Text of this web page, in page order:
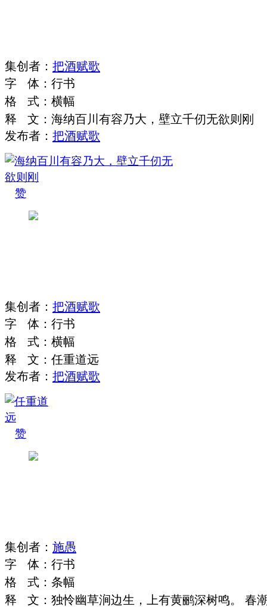
集创 者 ： 把酒赋歌
字
体 ： 行书
格
式 ： 横幅
释
文 ： 海纳百川有容乃大，壁立千仞无欲则刚
发布者： 把酒赋歌
赞
集创 者 ： 把酒赋歌
字
体 ： 行书
格
式 ： 横幅
释
文 ： 任重道远
发布者： 把酒赋歌
赞
集创 者 ： 施愚
字
体 ： 行书
格
式 ： 条幅
释
文 ： 独怜幽草涧边生，上有黄鹂深树鸣。 春